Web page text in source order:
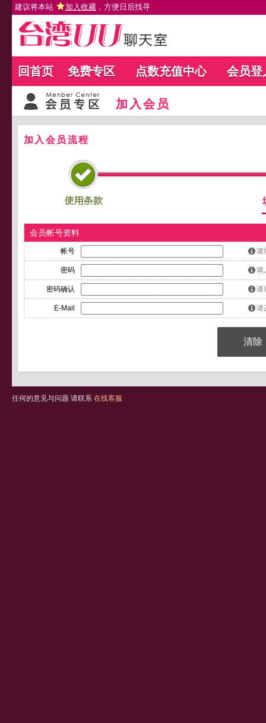
建议将本站 加入收藏 ，方便日后找寻
回首页 免费专区 点数充值中心 会员登
加入会员
加入会员流程
会员帐号资料
帐号 请
密码 填
密码确认 请
E-Mail 请
任何的意见与问题 请联系 在线客服